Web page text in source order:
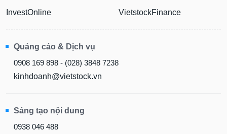
InvestOnline
VietstockFinance
Quảng cáo & Dịch vụ
0908 169 898 - (028) 3848 7238
kinhdoanh@vietstock.vn
Sáng tạo nội dung
0938 046 488